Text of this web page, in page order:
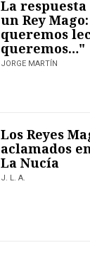
La
un Rey
queremos
queremos…"
JORGE MARTÍN
Los Reyes
aclamados
La Nucía
J. L. A.